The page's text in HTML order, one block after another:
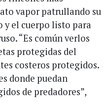
vapor patrullando su
y el cuerpo listo para
“Es común verlos
protegidas del
costeros protegidos.
donde puedan
de predadores”,